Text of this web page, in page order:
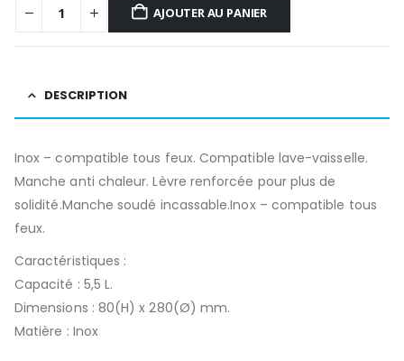
AJOUTER AU PANIER
DESCRIPTION
Inox – compatible tous feux. Compatible lave-vaisselle.
Manche anti chaleur. Lèvre renforcée pour plus de
solidité.Manche soudé incassable.Inox – compatible tous
feux.
Caractéristiques :
Capacité : 5,5 L.
Dimensions : 80(H) x 280(Ø) mm.
Matière : Inox